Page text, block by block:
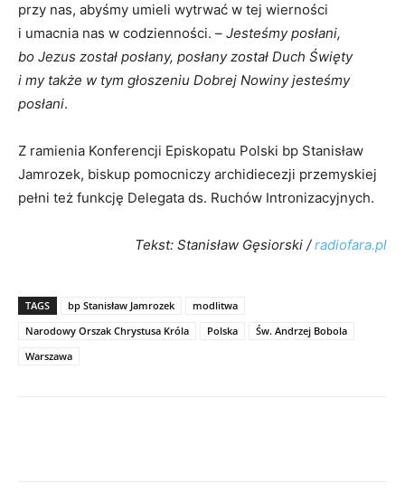
przy nas, abyśmy umieli wytrwać w tej wierności
i umacnia nas w codzienności. – Jesteśmy posłani,
bo Jezus został posłany, posłany został Duch Święty
i my także w tym głoszeniu Dobrej Nowiny jesteśmy
posłani.
Z ramienia Konferencji Episkopatu Polski bp Stanisław
Jamrozek, biskup pomocniczy archidiecezji przemyskiej
pełni też funkcję Delegata ds. Ruchów Intronizacyjnych.
Tekst: Stanisław Gęsiorski /radiofara.pl
TAGS bp Stanisław Jamrozek
modlitwa
Narodowy Orszak Chrystusa Króla
Polska
Św. Andrzej Bobola
Warszawa